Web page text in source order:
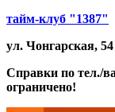
тайм-клуб "1387"
ул. Чонгарская, 54
Справки по тел./
ограничено!